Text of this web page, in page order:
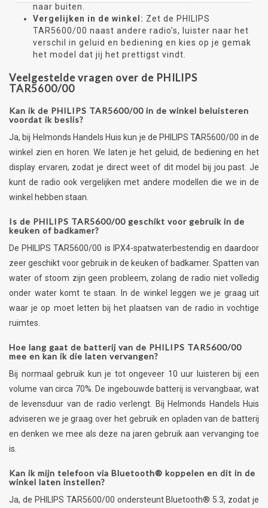
naar buiten.
Vergelijken in de winkel: Zet de PHILIPS
TAR5600/00 naast andere radio’s, luister naar het
verschil in geluid en bediening en kies op je gemak
het model dat jij het prettigst vindt.
Veelgestelde vragen over de PHILIPS
TAR5600/00
Kan ik de PHILIPS TAR5600/00 in de winkel beluisteren
voordat ik beslis?
Ja, bij Helmonds Handels Huis kun je de PHILIPS TAR5600/00 in de
winkel zien en horen. We laten je het geluid, de bediening en het
display ervaren, zodat je direct weet of dit model bij jou past. Je
kunt de radio ook vergelijken met andere modellen die we in de
winkel hebben staan.
Is de PHILIPS TAR5600/00 geschikt voor gebruik in de
keuken of badkamer?
De PHILIPS TAR5600/00 is IPX4-spatwaterbestendig en daardoor
zeer geschikt voor gebruik in de keuken of badkamer. Spatten van
water of stoom zijn geen probleem, zolang de radio niet volledig
onder water komt te staan. In de winkel leggen we je graag uit
waar je op moet letten bij het plaatsen van de radio in vochtige
ruimtes.
Hoe lang gaat de batterij van de PHILIPS TAR5600/00
mee en kan ik die laten vervangen?
Bij normaal gebruik kun je tot ongeveer 10 uur luisteren bij een
volume van circa 70%. De ingebouwde batterij is vervangbaar, wat
de levensduur van de radio verlengt. Bij Helmonds Handels Huis
adviseren we je graag over het gebruik en opladen van de batterij
en denken we mee als deze na jaren gebruik aan vervanging toe
is.
Kan ik mijn telefoon via Bluetooth® koppelen en dit in de
winkel laten instellen?
Ja, de PHILIPS TAR5600/00 ondersteunt Bluetooth® 5.3, zodat je